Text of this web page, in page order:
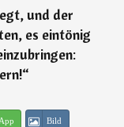
und der
es eintönig
“
Bild